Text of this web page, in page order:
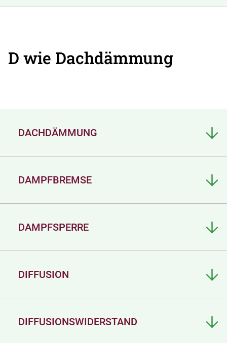
D wie Dachdämmung
DACHDÄMMUNG
DAMPFBREMSE
DAMPFSPERRE
DIFFUSION
DIFFUSIONSWIDERSTAND